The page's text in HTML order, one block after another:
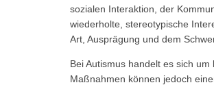
sozialen Interaktion, der
wiederholte, stereotypische
Art, Ausprägung und dem
Bei Autismus handelt es sich
Maßnahmen können jedoch